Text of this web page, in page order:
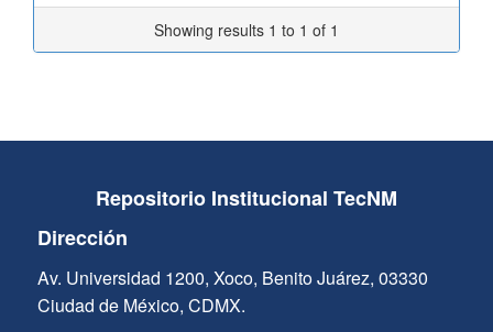
Showing results 1 to 1 of 1
Repositorio Institucional TecNM
Dirección
Av. Universidad 1200, Xoco, Benito Juárez, 03330
Ciudad de México, CDMX.